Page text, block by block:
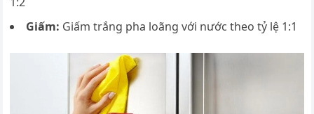
Giấm: Giấm trắng pha loãng với nước theo tỷ lệ 1:1